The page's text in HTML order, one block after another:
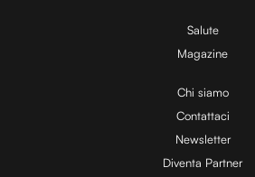
Salute
Magazine
Chi siamo
Contattaci
Newsletter
Diventa Partner